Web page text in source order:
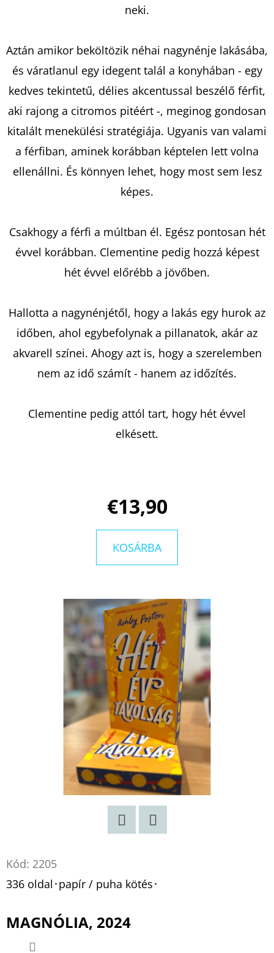
neki.
Aztán amikor beköltözik néhai nagynénje lakásába,
és váratlanul egy idegent talál a konyhában - egy
kedves tekintetű, délies akcentussal beszélő férfit,
aki rajong a citromos pitéért -, meginog gondosan
kitalált menekülési stratégiája. Ugyanis van valami
a férfiban, aminek korábban képtelen lett volna
ellenállni. És könnyen lehet, hogy most sem lesz
képes.
Csakhogy a férfi a múltban él. Egész pontosan hét
évvel korábban. Clementine pedig hozzá képest
hét évvel előrébb a jövőben.
Hallotta a nagynénjétől, hogy a lakás egy hurok az
időben, ahol egybefolynak a pillanatok, akár az
akvarell színei. Ahogy azt is, hogy a szerelemben
nem az idő számít - hanem az időzítés.
Clementine pedig attól tart, hogy hét évvel
elkésett.
€13,90
KOSÁRBA
Kód: 2205
336 oldal･papír / puha kötés･
MAGNÓLIA, 2024
U
K
LEJTŐ
TENGER
FELÉ
€18,90